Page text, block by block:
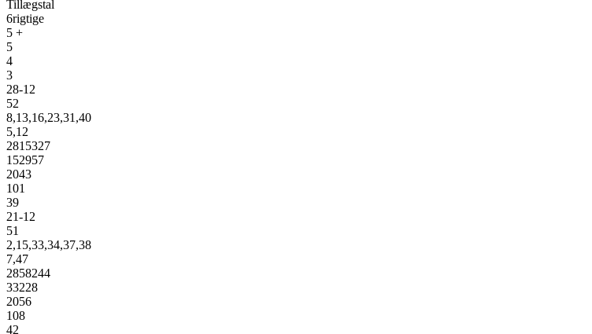
Tillægstal
6rigtige
5 +
5
4
3
28-12
52
8,13,16,23,31,40
5,12
2815327
152957
2043
101
39
21-12
51
2,15,33,34,37,38
7,47
2858244
33228
2056
108
42